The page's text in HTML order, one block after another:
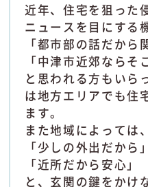
近年、住宅を狙った
ニュースを目にする
「都市部の話だから
「中津市近郊ならそ
と思われる方もいら
は地方エリアでも住
ます。
また地域によっては、
「少しの外出だから」
「近所だから安心」
と、玄関の鍵をかけ